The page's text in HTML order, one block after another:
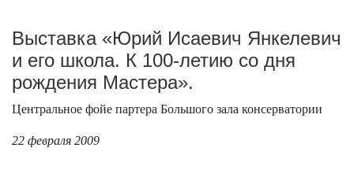
Выставка «Юрий Исаевич Янкелевич
и его школа. К 100-летию со дня
рождения Мастера».
Центральное фойе партера Большого зала консерватории
22 февраля 2009